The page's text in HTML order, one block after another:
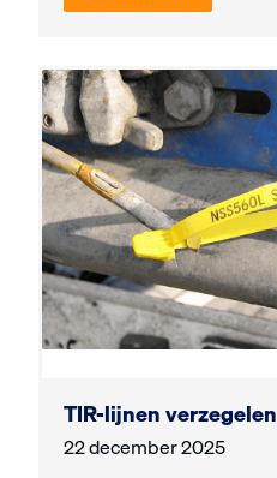
TIR-lijnen verzegelen
22 december 2025